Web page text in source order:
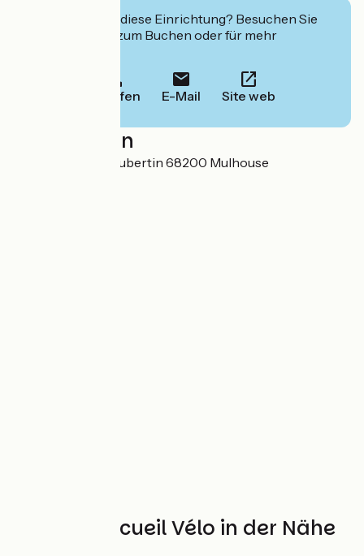
Interessiert Sie diese Einrichtung? Besuchen Sie
deren Website zum Buchen oder für mehr
Anrufen E-Mail Site web
Localisation
1 rue Pierre de Coubertin 68200 Mulhouse
Weitere Accueil Vélo in der Nähe